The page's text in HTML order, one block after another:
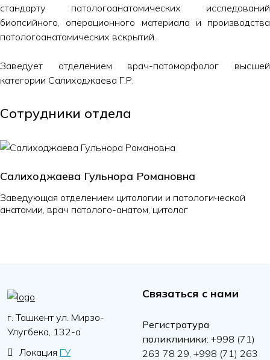
стандарту патологоанатомических исследований
биопсийного, операционного материала и производства
патологоанатомических вскрытий.
Заведует отделением врач-патоморфолог высшей
категории Салиходжаева Г.Р.
Сотрудники отдела
Салиходжаева Гульнора Романовна
Заведующая отделением цитологии и патологической
анатомии, врач патолого-анатом, цитолог
г. Ташкент ул. Мирзо-
Улугбека, 132-а
Локация ГУ
Связаться с нами
Регистратура
поликлиники: +998 (71)
263 78 29, +998 (71) 263